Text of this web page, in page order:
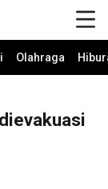
Olahraga